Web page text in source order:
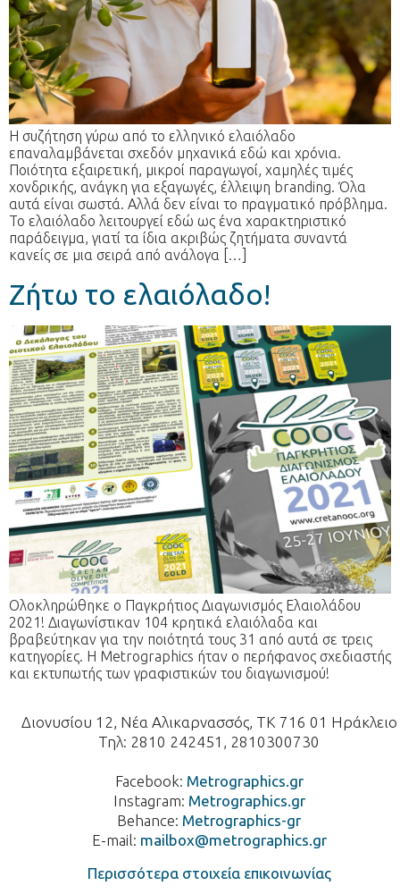
Η συζήτηση γύρω από το ελληνικό ελαιόλαδο
επαναλαμβάνεται σχεδόν μηχανικά εδώ και χρόνια.
Ποιότητα εξαιρετική, μικροί παραγωγοί, χαμηλές τιμές
χονδρικής, ανάγκη για εξαγωγές, έλλειψη branding. Όλα
αυτά είναι σωστά. Αλλά δεν είναι το πραγματικό πρόβλημα.
Το ελαιόλαδο λειτουργεί εδώ ως ένα χαρακτηριστικό
παράδειγμα, γιατί τα ίδια ακριβώς ζητήματα συναντά
κανείς σε μια σειρά από ανάλογα […]
Ζήτω το ελαιόλαδο!
Ολοκληρώθηκε ο Παγκρήτιος Διαγωνισμός Ελαιολάδου
2021! Διαγωνίστικαν 104 κρητικά ελαιόλαδα και
βραβεύτηκαν για την ποιότητά τους 31 από αυτά σε τρεις
κατηγορίες. Η Metrographics ήταν ο περήφανος σχεδιαστής
και εκτυπωτής των γραφιστικών του διαγωνισμού!
Διονυσίου 12, Νέα Αλικαρνασσός, ΤΚ 716 01 Ηράκλειο
Τηλ: 2810 242451, 2810300730
Facebook: Metrographics.gr
Instagram: Metrographics.gr
Behance: Metrographics-gr
E-mail: mailbox@metrographics.gr
Περισσότερα στοιχεία επικοινωνίας